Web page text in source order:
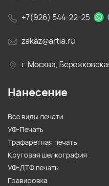
+7(926) 544-22-25
zakaz@artia.ru
г. Москва,
Нанесение
Все виды печати
УФ-Печать
Трафаретная печать
Круговая шелкография
УФ-ДТФ печать
Гравировка